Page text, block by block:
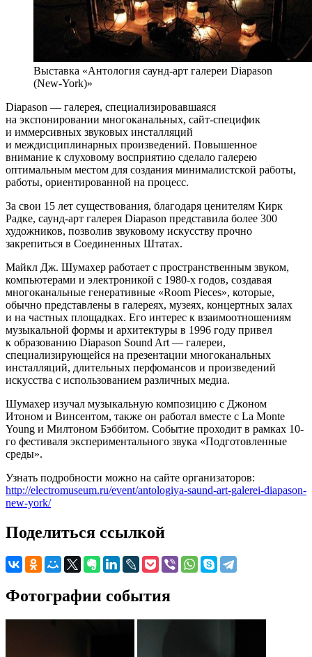
Выставка «Антология саунд-арт галереи Diapason
(New-York)»
Diapason — галерея, специализировавшаяся
на экспонировании многоканальных, сайт-специфик
и иммерсивных звуковых инсталляций
и междисциплинарных произведений. Повышенное
внимание к слуховому восприятию сделало галерею
оптимальным местом для создания минималистской работы,
работы, ориентированной на процесс.
За свои 15 лет существования, благодаря ценителям Кирк
Радке, саунд-арт галерея Diapason представила более 300
художников, позволив звуковому искусству прочно
закрепиться в Соединенных Штатах.
Майкл Дж. Шумахер работает с пространственным звуком,
компьютерами и электроникой с 1980-х годов, создавая
многоканальные генеративные «Room Pieces», которые,
обычно представлены в галереях, музеях, концертных залах
и на частных площадках. Его интерес к взаимоотношениям
музыкальной формы и архитектуры в 1996 году привел
к образованию Diapason Sound Art — галереи,
специализирующейся на презентации многоканальных
инсталляций, длительных перфомансов и произведений
искусства с использованием различных медиа.
Шумахер изучал музыкальную композицию с Джоном
Итоном и Винсентом, также он работал вместе с La Monte
Young и Милтоном Бэббитом. Событие проходит в рамках 10-
го фестиваля экспериментального звука «Подготовленные
среды».
Узнать подробности можно на сайте организаторов:
http://electromuseum.ru/event/antologiya-saund-art-galerei-diapason-
new-york/
Поделиться ссылкой
Фотографии события